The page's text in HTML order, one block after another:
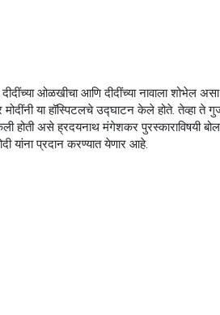
ओळखीचा आणि दीदींच्या नावाला शोभेल असा
मोदींनी या हॉस्पिटलचे उद्घाटन केले होते. तेव्हा ते
होती असे ह्रदयनाथ मंगेशकर पुरस्काराविषयी
यांना प्रदान करण्यात येणार आहे.